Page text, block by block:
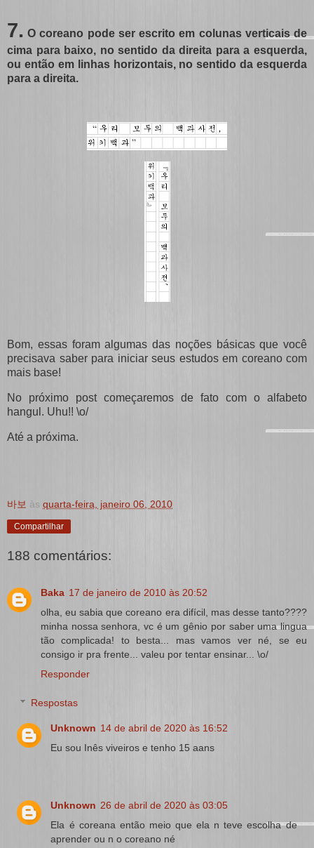
7. O coreano pode ser escrito em colunas verticais de
cima para baixo, no sentido da direita para a esquerda,
ou então em linhas horizontais, no sentido da esquerda
para a direita.
Bom, essas foram algumas das noções básicas que você
precisava saber para iniciar seus estudos em coreano com
mais base!
No próximo post começaremos de fato com o alfabeto
hangul. Uhu!! \o/
Até a próxima.
바보 às quarta-feira, janeiro 06, 2010
Compartilhar
188 comentários:
Baka 17 de janeiro de 2010 às 20:52
olha, eu sabia que coreano era difícil, mas desse tanto????
minha nossa senhora, vc é um gênio por saber uma lingua
tão complicada! to besta... mas vamos ver né, se eu
consigo ir pra frente... valeu por tentar ensinar... \o/
Responder
Respostas
Unknown 14 de abril de 2020 às 16:52
Eu sou Inês viveiros e tenho 15 aans
Unknown 26 de abril de 2020 às 03:05
Ela é coreana então meio que ela n teve escolha de
aprender ou n o coreano né